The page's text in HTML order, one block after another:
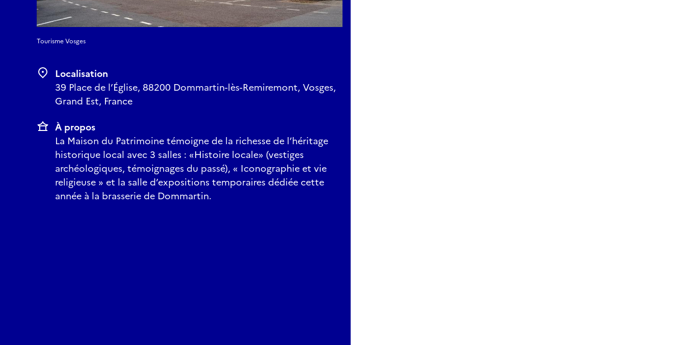
Tourisme Vosges
Localisation
39 Place de l’Église, 88200 Dommartin-lès-Remiremont, Vosges,
Grand Est, France
À propos
La Maison du Patrimoine témoigne de la richesse de l’héritage
historique local avec 3 salles : «Histoire locale» (vestiges
archéologiques, témoignages du passé), « Iconographie et vie
religieuse » et la salle d’expositions temporaires dédiée cette
année à la brasserie de Dommartin.